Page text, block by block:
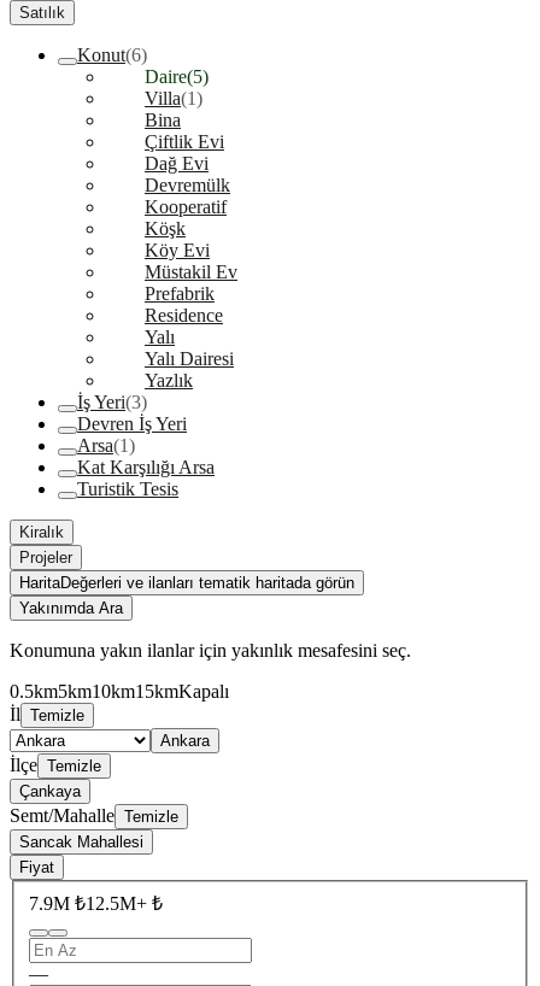
Satılık
Konut(6)
Daire(5)
Villa(1)
Bina
Çiftlik Evi
Dağ Evi
Devremülk
Kooperatif
Köşk
Köy Evi
Müstakil Ev
Prefabrik
Residence
Yalı
Yalı Dairesi
Yazlık
İş Yeri(3)
Devren İş Yeri
Arsa(1)
Kat Karşılığı Arsa
Turistik Tesis
Kiralık
Projeler
HaritaDeğerleri ve ilanları tematik haritada görün
Yakınımda Ara
Konumuna yakın ilanlar için yakınlık mesafesini seç.
0.5km5km10km15kmKapalı
İl Temizle
Ankara
İlçe Temizle
Çankaya
Semt/Mahalle Temizle
Sancak Mahallesi
Fiyat
7.9M ₺12.5M+ ₺
—